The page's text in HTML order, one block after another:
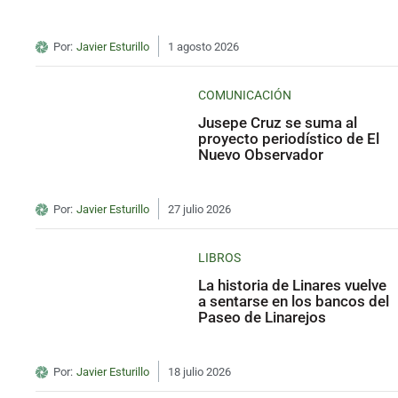
Por: Javier Esturillo 1 agosto 2026
COMUNICACIÓN
Jusepe Cruz se suma al
proyecto periodístico de El
Nuevo Observador
Por: Javier Esturillo 27 julio 2026
LIBROS
La historia de Linares vuelve
a sentarse en los bancos del
Paseo de Linarejos
Por: Javier Esturillo 18 julio 2026